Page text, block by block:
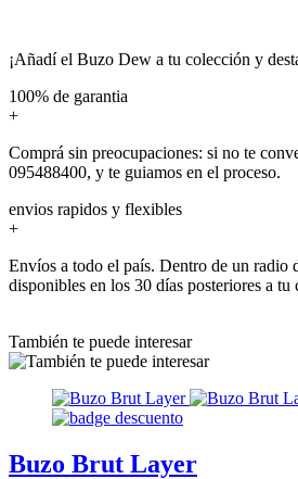
¡Añadí el Buzo Dew a tu colección y
100% de garantia
+
Comprá sin preocupaciones: si no te
095488400, y te guiamos en el proceso.
envios rapidos y flexibles
+
Envíos a todo el país. Dentro de un radio
disponibles en los 30 días posteriores a tu
También te puede interesar
Buzo Brut Layer